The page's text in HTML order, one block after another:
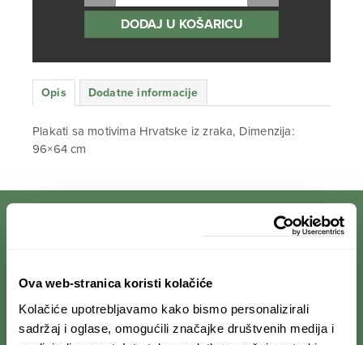
Ova web-stranica koristi kolačiće
Kolačiće upotrebljavamo kako bismo personalizirali
sadržaj i oglase, omogućili značajke društvenih medija i
DODAJ U KOŠARICU
Opis Dodatne informacije
Plakati sa motivima Hrvatske iz zraka, Dimenzija:
96×64 cm
Prihvaćam da se moji podaci spremaju u bazu
podataka i koriste u svrhu slanja KEK
newslettera